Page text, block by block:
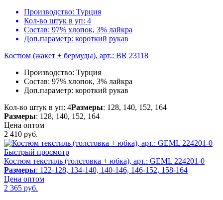
Производство: Турция
Кол-во штук в уп: 4
Состав: 97% хлопок, 3% лайкра
Доп.параметр: короткий рукав
Костюм (жакет + бермуды), арт.: BR 23118
Производство: Турция
Состав: 97% хлопок, 3% лайкра
Доп.параметр: короткий рукав
Кол-во штук в уп: 4Размеры: 128, 140, 152, 164
Размеры: 128, 140, 152, 164
Цена оптом
2 410 руб.
Быстрый просмотр
Костюм текстиль (толстовка + юбка), арт.: GEML 224201-0
Размеры: 122-128, 134-140, 140-146, 146-152, 158-164
Цена оптом
2 365 руб.